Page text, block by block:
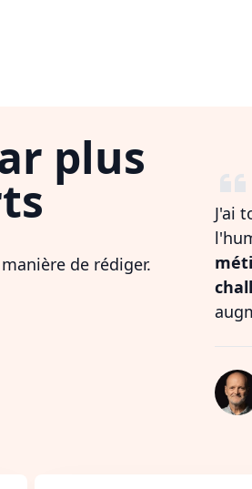
plus
de rédiger.
J'ai